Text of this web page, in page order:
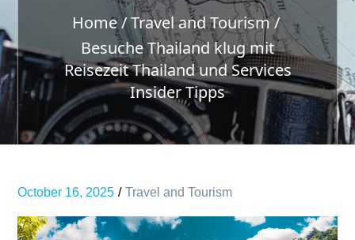
Home
Travel and Tourism
Besuche Thailand klug mit
Reisezeit Thailand und Services
Insider Tipps
October 16, 2025 Travel and Tourism